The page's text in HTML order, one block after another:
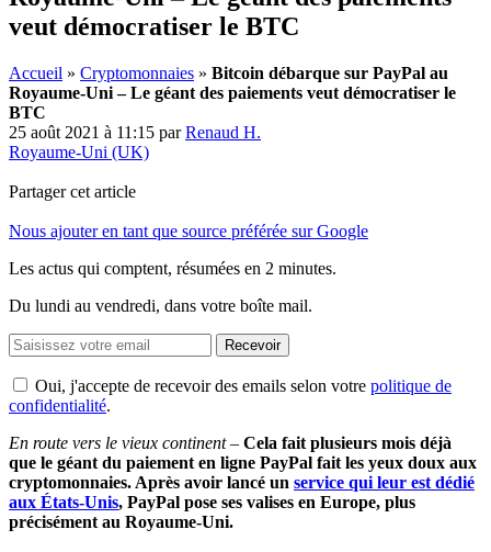
veut démocratiser le BTC
Accueil » Cryptomonnaies » Bitcoin débarque sur PayPal au
Royaume-Uni – Le géant des paiements veut démocratiser le
BTC
25 août 2021 à 11:15 parRenaud H.
Royaume-Uni (UK)
Partager cet article
Nous ajouter en tant que source préférée sur Google
Les actus qui comptent, résumées en 2 minutes.
Du lundi au vendredi, dans votre boîte mail.
Recevoir
Oui, j'accepte de recevoir des emails selon votre politique de
confidentialité.
En route vers le vieux continent – Cela fait plusieurs mois déjà
que le géant du paiement en ligne PayPal fait les yeux doux aux
cryptomonnaies. Après avoir lancé un service qui leur est dédié
aux États-Unis, PayPal pose ses valises en Europe, plus
précisément au Royaume-Uni.